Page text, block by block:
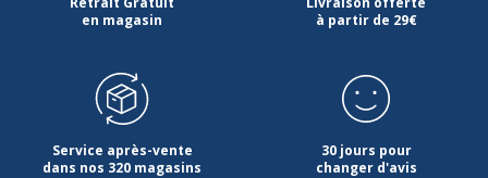
en magasin
à partir de 29€
Service après-vente
dans nos 320 magasins
30 jours pour
changer d'avis